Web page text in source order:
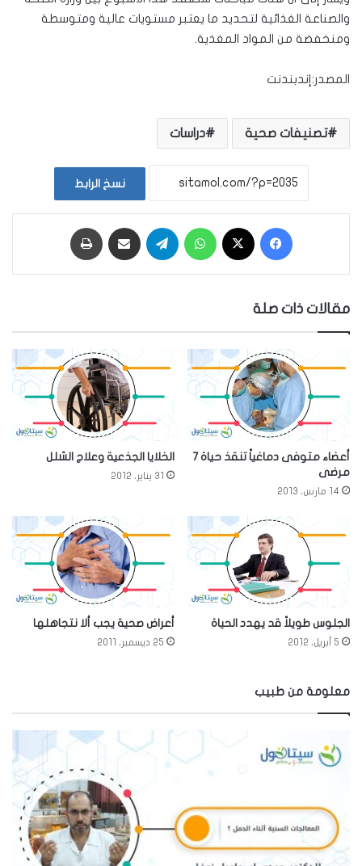
والصناعة الغذائية لتحديد ما يعتبر مستويات عالية ومتوسطة
ومنخفضة من المواد المغذية.
المصدر:إندبندنت
تصنيفات صحية دراسات
نسخ الرابط
مقالات ذات صلة
أعضاء متوفى دماغياً تنقذ حياة 7
مرضى
14 مارس، 2013
الخلايا الجذعية وعلاج الشلل
31 يناير، 2012
الجلوس طويلاً قد يهدد الحياة
5 أبريل، 2012
أعراض صحية يجب ألا نتجاهلها
25 ديسمبر، 2011
معلومة من طبيب